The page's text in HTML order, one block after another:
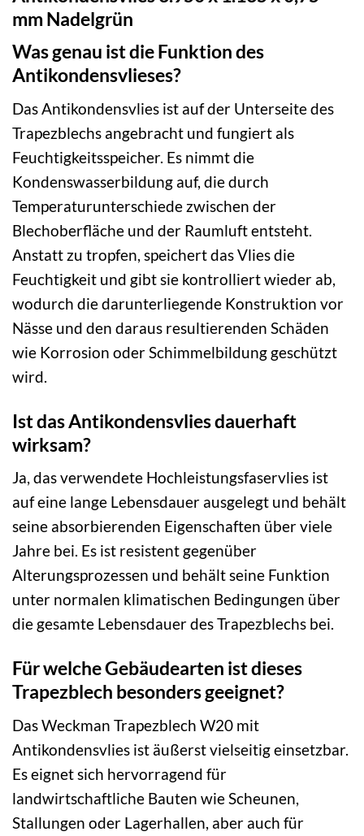
mm Nadelgrün
Was genau ist die Funktion des
Antikondensvlieses?
Das Antikondensvlies ist auf der Unterseite des
Trapezblechs angebracht und fungiert als
Feuchtigkeitsspeicher. Es nimmt die
Kondenswasserbildung auf, die durch
Temperaturunterschiede zwischen der
Blechoberfläche und der Raumluft entsteht.
Anstatt zu tropfen, speichert das Vlies die
Feuchtigkeit und gibt sie kontrolliert wieder ab,
wodurch die darunterliegende Konstruktion vor
Nässe und den daraus resultierenden Schäden
wie Korrosion oder Schimmelbildung geschützt
wird.
Ist das Antikondensvlies dauerhaft
wirksam?
Ja, das verwendete Hochleistungsfaservlies ist
auf eine lange Lebensdauer ausgelegt und behält
seine absorbierenden Eigenschaften über viele
Jahre bei. Es ist resistent gegenüber
Alterungsprozessen und behält seine Funktion
unter normalen klimatischen Bedingungen über
die gesamte Lebensdauer des Trapezblechs bei.
Für welche Gebäudearten ist dieses
Trapezblech besonders geeignet?
Das Weckman Trapezblech W20 mit
Antikondensvlies ist äußerst vielseitig einsetzbar.
Es eignet sich hervorragend für
landwirtschaftliche Bauten wie Scheunen,
Stallungen oder Lagerhallen, aber auch für